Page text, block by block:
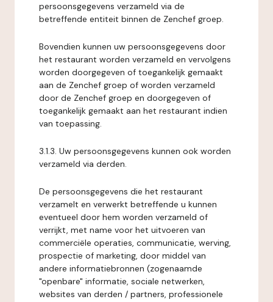
persoonsgegevens verzameld via de
betreffende entiteit binnen de Zenchef groep.
Bovendien kunnen uw persoonsgegevens door
het restaurant worden verzameld en vervolgens
worden doorgegeven of toegankelijk gemaakt
aan de Zenchef groep of worden verzameld
door de Zenchef groep en doorgegeven of
toegankelijk gemaakt aan het restaurant indien
van toepassing.
3.1.3. Uw persoonsgegevens kunnen ook worden
verzameld via derden.
De persoonsgegevens die het restaurant
verzamelt en verwerkt betreffende u kunnen
eventueel door hem worden verzameld of
verrijkt, met name voor het uitvoeren van
commerciële operaties, communicatie, werving,
prospectie of marketing, door middel van
andere informatiebronnen (zogenaamde
"openbare" informatie, sociale netwerken,
websites van derden / partners, professionele